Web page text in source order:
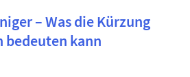
– Was die Kürzung
bedeuten kann